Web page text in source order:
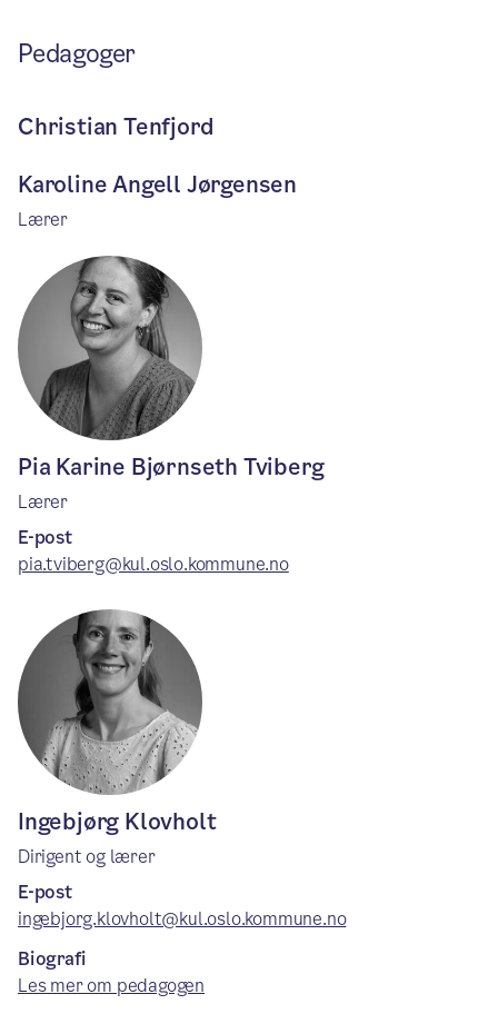
Pedagoger
Christian Tenfjord
Karoline Angell Jørgensen
Lærer
Pia Karine Bjørnseth Tviberg
Lærer
E-post
pia.tviberg@kul.oslo.kommune.no
Ingebjørg Klovholt
Dirigent og lærer
E-post
ingebjorg.klovholt@kul.oslo.kommune.no
Biografi
Les mer om pedagogen